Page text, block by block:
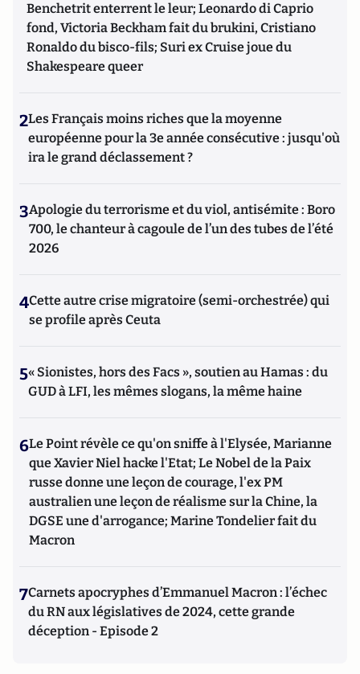
Benchetrit enterrent le leur; Leonardo di Caprio
fond, Victoria Beckham fait du brukini, Cristiano
Ronaldo du bisco-fils; Suri ex Cruise joue du
Shakespeare queer
2Les Français moins riches que la moyenne
européenne pour la 3e année consécutive : jusqu'où
ira le grand déclassement ?
3Apologie du terrorisme et du viol, antisémite : Boro
700, le chanteur à cagoule de l’un des tubes de l’été
2026
4Cette autre crise migratoire (semi-orchestrée) qui
se profile après Ceuta
5« Sionistes, hors des Facs », soutien au Hamas : du
GUD à LFI, les mêmes slogans, la même haine
6Le Point révèle ce qu'on sniffe à l'Elysée, Marianne
que Xavier Niel hacke l'Etat; Le Nobel de la Paix
russe donne une leçon de courage, l'ex PM
australien une leçon de réalisme sur la Chine, la
DGSE une d'arrogance; Marine Tondelier fait du
Macron
7Carnets apocryphes d’Emmanuel Macron : l’échec
du RN aux législatives de 2024, cette grande
déception - Episode 2